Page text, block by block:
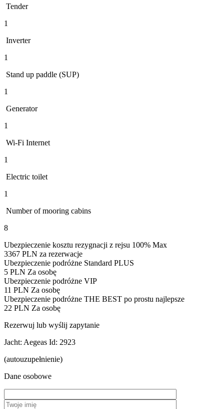
Tender
1
Inverter
1
Stand up paddle (SUP)
1
Generator
1
Wi-Fi Internet
1
Electric toilet
1
Number of mooring cabins
8
Ubezpieczenie kosztu rezygnacji z rejsu 100% Max
3367 PLN za rezerwacje
Ubezpieczenie podróżne Standard PLUS
5 PLN Za osobę
Ubezpieczenie podróżne VIP
11 PLN Za osobę
Ubezpieczenie podróżne THE BEST po prostu najlepsze
22 PLN Za osobę
Rezerwuj lub wyślij zapytanie
Jacht: Aegeas Id: 2923
(autouzupełnienie)
Dane osobowe